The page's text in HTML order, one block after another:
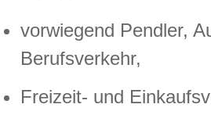
vorwiegend Pendler,
Berufsverkehr,
Freizeit- und